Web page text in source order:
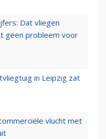
Dat vliegen
geen probleem voor
in Leipzig zat
vlucht met